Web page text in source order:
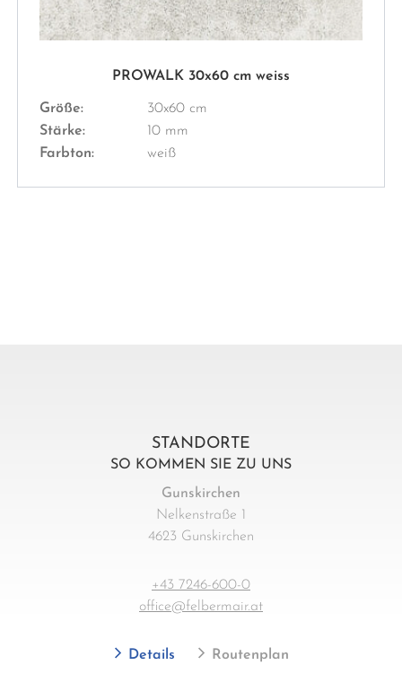
PROWALK 30x60 cm weiss
Größe:
30x60 cm
Stärke:
10 mm
Farbton:
weiß
STANDORTE
SO KOMMEN SIE ZU UNS
Gunskirchen
Nelkenstraße 1
4623 Gunskirchen
+43 7246-600-0
office@felbermair.at
Details Routenplan